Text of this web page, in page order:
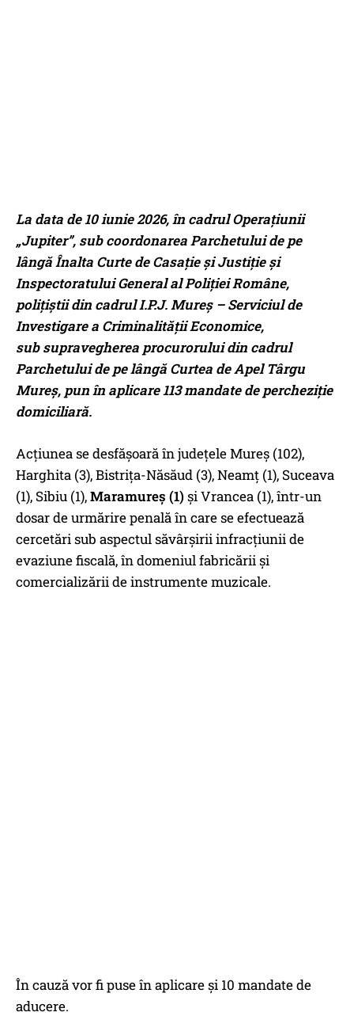
La data de 10 iunie 2026, în cadrul Operațiunii
„Jupiter”, sub coordonarea Parchetului de pe
lângă Înalta Curte de Casație și Justiție și
Inspectoratului General al Poliției Române,
polițiștii din cadrul I.P.J. Mureș – Serviciul de
Investigare a Criminalității Economice,
sub supravegherea procurorului din cadrul
Parchetului de pe lângă Curtea de Apel Târgu
Mureș, pun în aplicare 113 mandate de percheziție
domiciliară.
Acțiunea se desfășoară în județele Mureș (102),
Harghita (3), Bistrița-Năsăud (3), Neamț (1), Suceava
(1), Sibiu (1),Maramureș (1) și Vrancea (1), într-un
dosar de urmărire penală în care se efectuează
cercetări sub aspectul săvârșirii infracțiunii de
evaziune fiscală, în domeniul fabricării și
comercializării de instrumente muzicale.
În cauză vor fi puse în aplicare și 10 mandate de
aducere.